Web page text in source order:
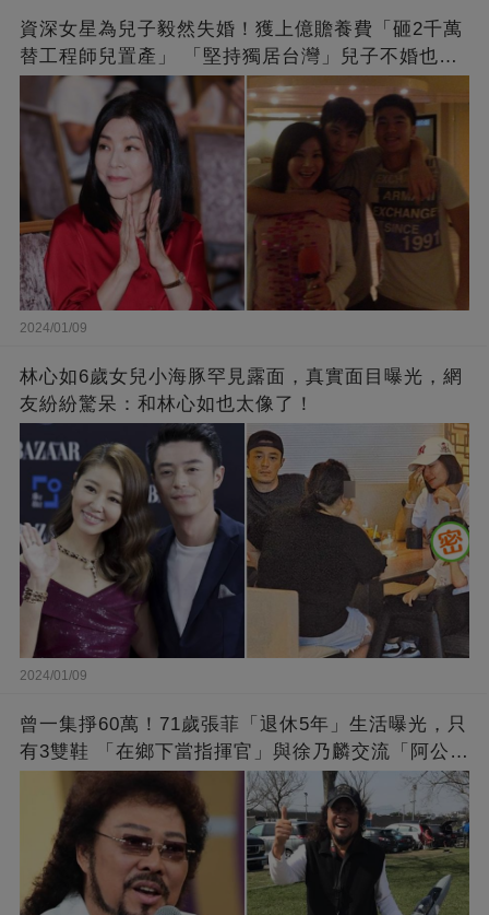
資深女星為兒子毅然失婚！獲上億贍養費「砸2千萬
替工程師兒置產」 「堅持獨居台灣」兒子不婚也支
2024/01/09
林心如6歲女兒小海豚罕見露面，真實面目曝光，網
友紛紛驚呆：和林心如也太像了！
2024/01/09
曾一集掙60萬！71歲張菲「退休5年」生活曝光，只
有3雙鞋 「在鄉下當指揮官」與徐乃麟交流「阿公